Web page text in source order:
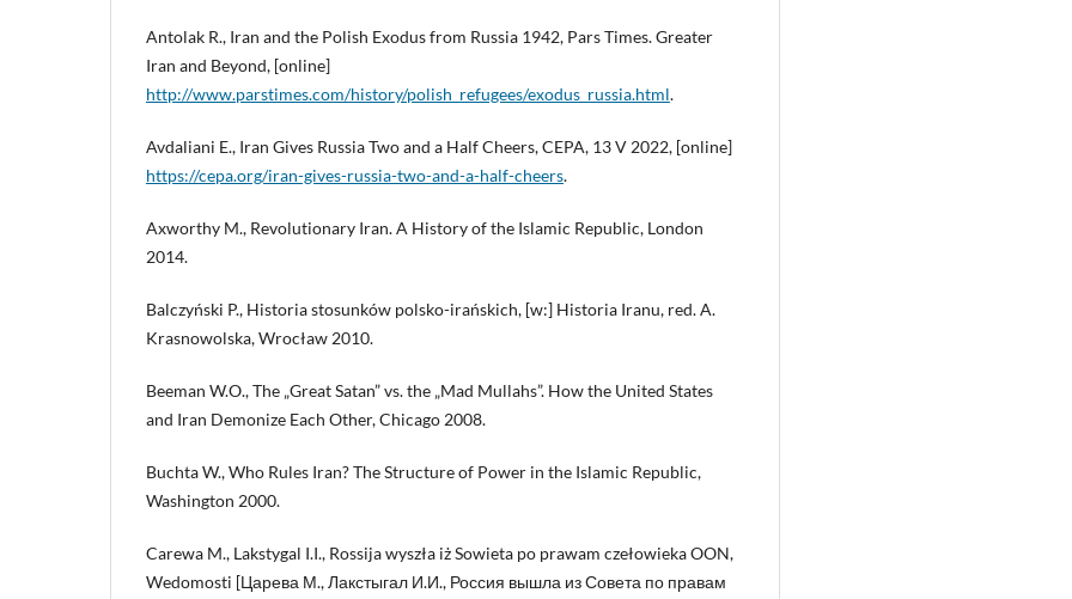
Antolak R., Iran and the Polish Exodus from Russia 1942, Pars Times. Greater
Iran and Beyond, [online]
http://www.parstimes.com/history/polish_refugees/exodus_russia.html.
Avdaliani E., Iran Gives Russia Two and a Half Cheers, CEPA, 13 V 2022, [online]
https://cepa.org/iran-gives-russia-two-and-a-half-cheers.
Axworthy M., Revolutionary Iran. A History of the Islamic Republic, London
2014.
Balczyński P., Historia stosunków polsko-irańskich, [w:] Historia Iranu, red. A.
Krasnowolska, Wrocław 2010.
Beeman W.O., The „Great Satan” vs. the „Mad Mullahs”. How the United States
and Iran Demonize Each Other, Chicago 2008.
Buchta W., Who Rules Iran? The Structure of Power in the Islamic Republic,
Washington 2000.
Carewa M., Lakstygal I.I., Rossija wyszła iż Sowieta po prawam czełowieka OON,
Wedomosti [Царева М., Лакстыгал И.И., Россия вышла из Совета по правам